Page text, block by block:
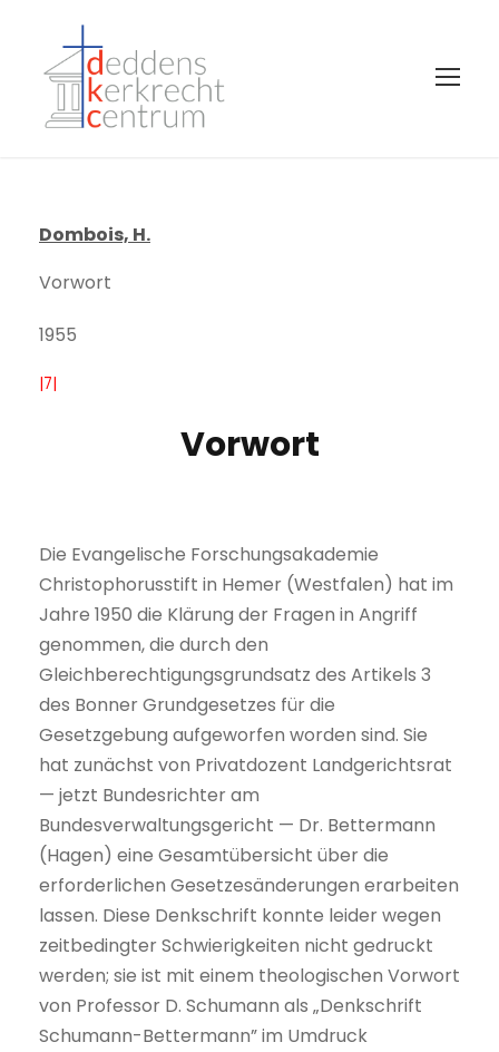
Dombois, H.
Vorwort
1955
|7|
Vorwort
Die Evangelische Forschungsakademie
Christophorusstift in Hemer (Westfalen) hat im
Jahre 1950 die Klärung der Fragen in Angriff
genommen, die durch den
Gleichberechtigungsgrundsatz des Artikels 3
des Bonner Grundgesetzes für die
Gesetzgebung aufgeworfen worden sind. Sie
hat zunächst von Privatdozent Landgerichtsrat
— jetzt Bundesrichter am
Bundesverwaltungsgericht — Dr. Bettermann
(Hagen) eine Gesamtübersicht über die
erforderlichen Gesetzesänderungen erarbeiten
lassen. Diese Denkschrift konnte leider wegen
zeitbedingter Schwierigkeiten nicht gedruckt
werden; sie ist mit einem theologischen Vorwort
von Professor D. Schumann als „Denkschrift
Schumann-Bettermann” im Umdruck